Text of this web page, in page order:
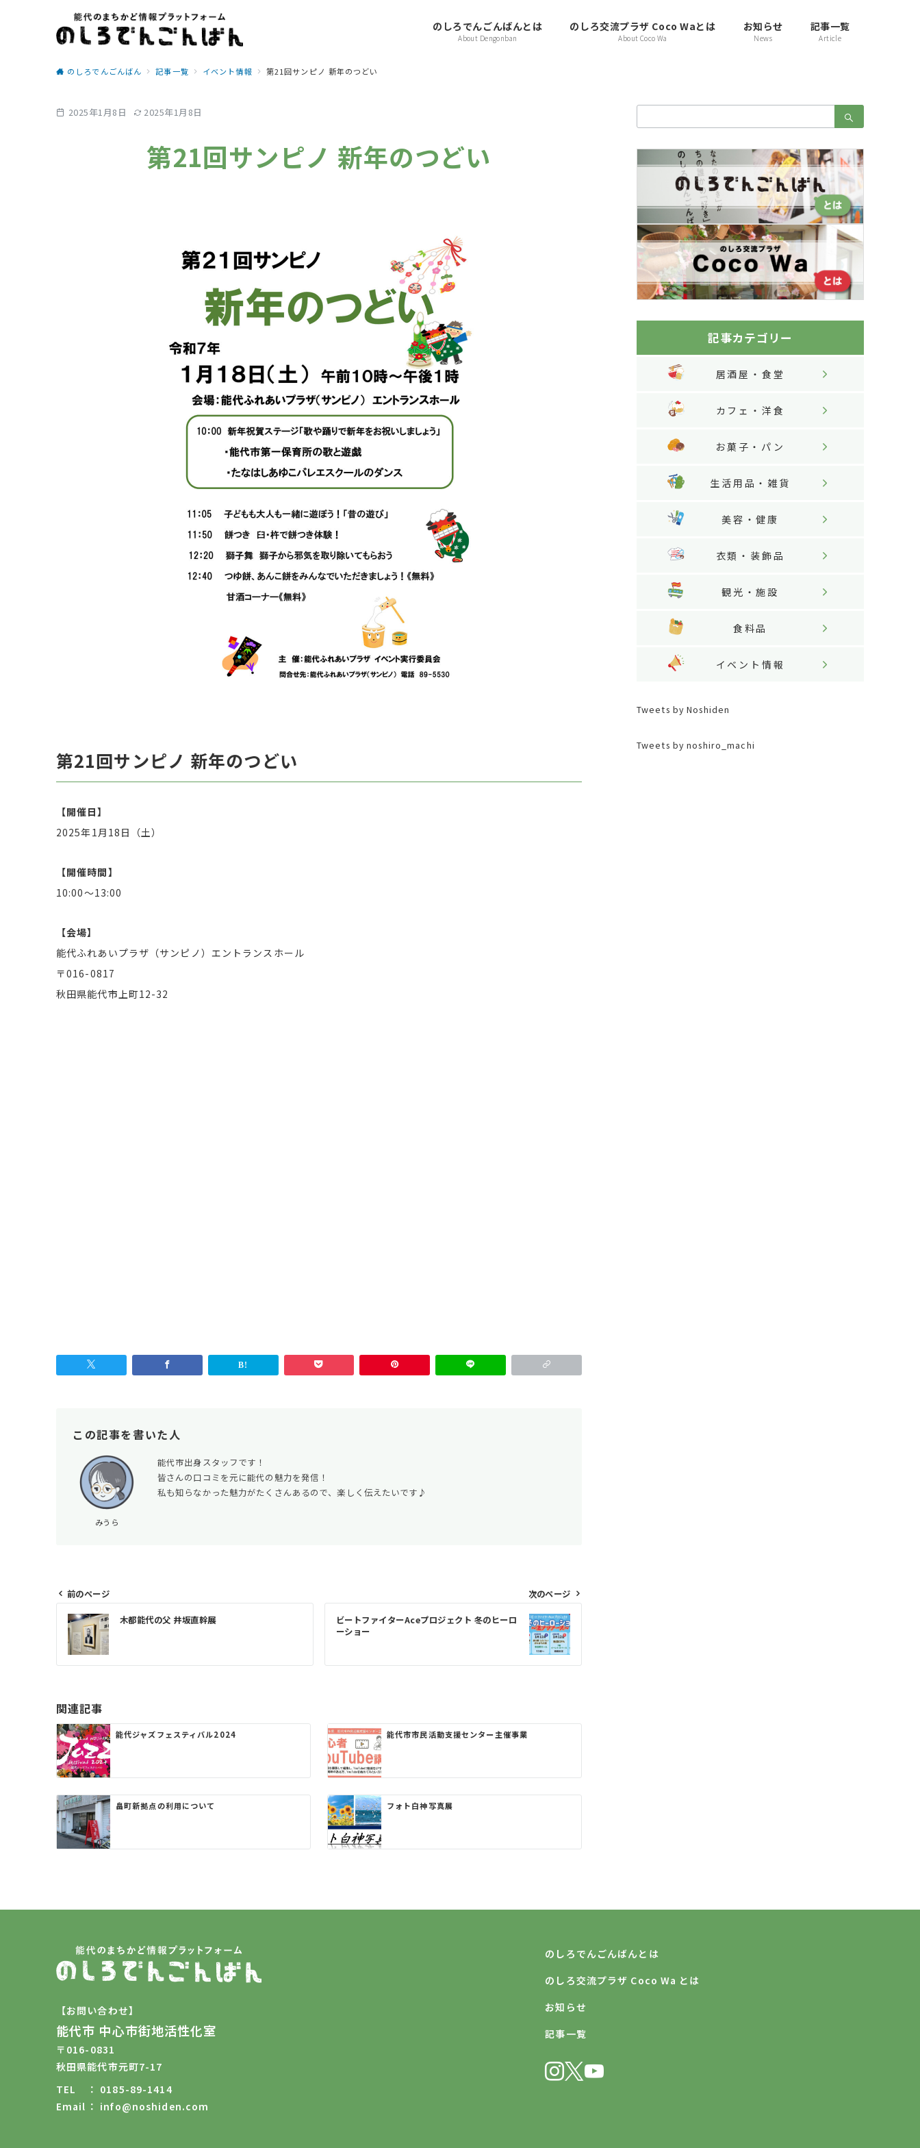
のしろでんごんばんとは
About Dengonban
のしろ交流プラザ Coco Waとは
About Coco Wa
お知らせ
News
記事一覧
Article
のしろでんごんばん 記事一覧 イベント情報 第21回サンピノ 新年のつどい
2025年1月8日 2025年1月8日
第21回サンピノ 新年のつどい
第21回サンピノ 新年のつどい
【開催日】
2025年1月18日（土）
【開催時間】
10:00〜13:00
【会場】
能代ふれあいプラザ（サンピノ）エントランスホール
〒016-0817
秋田県能代市上町12-32
この記事を書いた人
みうら
能代市出身スタッフです！
皆さんの口コミを元に能代の魅力を発信！
私も知らなかった魅力がたくさんあるので、楽しく伝えたいです♪
投
稿
ナ
ゲ
ー
シ
ョ
ン
前のページ
木都能代の父 井坂直幹展
次のページ
ビートファイターAceプロジェクト 冬のヒーロ
ーショー
関連記事
能代ジャズフェスティバル2024 能代市市民活動支援センター主催事業
畠町新拠点の利用について フォト白神写真展
索：
記事カテゴリー
居酒屋・食堂
カフェ・洋食
お菓子・パン
生活用品・雑貨
美容・健康
衣類・装飾品
観光・施設
食料品
イベント情報
Tweets by Noshiden
Tweets by noshiro_machi
【お問い合わせ】
能代市 中心市街地活性化室
〒016-0831
秋田県能代市元町7-17
TEL
0185-89-1414
Email
info@noshiden.com
のしろでんごんばんとは
のしろ交流プラザ Coco Wa とは
お知らせ
記事一覧